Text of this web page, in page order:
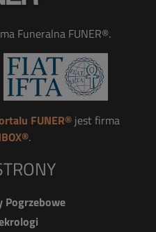
Funeralna FUNER®.
FUNER®jest firma
.
Pogrzebowe